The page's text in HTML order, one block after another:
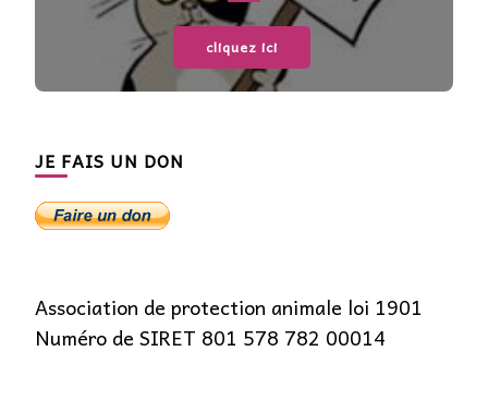
cliquez ici
JE FAIS UN DON
Association de protection animale loi 1901
Numéro de SIRET 801 578 782 00014